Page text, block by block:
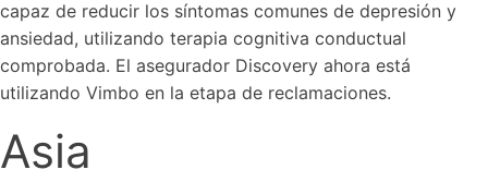
capaz de reducir los síntomas comunes de depresión y
ansiedad, utilizando terapia cognitiva conductual
comprobada. El asegurador Discovery ahora está
utilizando Vimbo en la etapa de reclamaciones.
Asia